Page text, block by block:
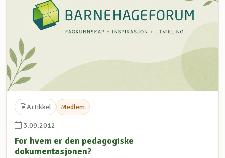
Artikkel Medlem
3.09.2012
For hvem er den pedagogiske
dokumentasjonen?